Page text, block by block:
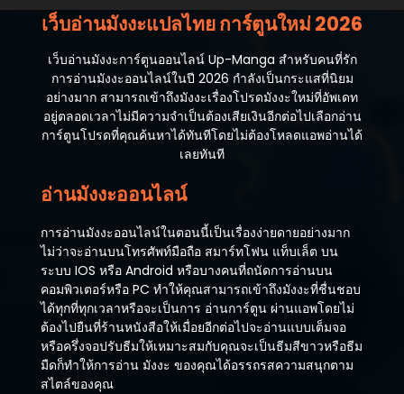
เว็บอ่านมังงะแปลไทย การ์ตูนใหม่ 2026
เว็บอ่านมังงะการ์ตูนออนไลน์ Up-Manga สำหรับคนที่รัก
การอ่านมังงะออนไลน์ในปี 2026 กำลังเป็นกระแสที่นิยม
อย่างมาก สามารถเข้าถึงมังงะเรื่องโปรดมังงะใหม่ที่อัพเดท
อยู่ตลอดเวลาไม่มีความจำเป็นต้องเสียเงินอีกต่อไปเลือกอ่าน
การ์ตูนโปรดที่คุณค้นหาได้ทันทีโดยไม่ต้องโหลดแอพอ่านได้
เลยทันที
อ่านมังงะออนไลน์
การอ่านมังงะออนไลน์ในตอนนี้เป็นเรื่องง่ายดายอย่างมาก
ไม่ว่าจะอ่านบนโทรศัพท์มือถือ สมาร์ทโฟน แท็บเล็ต บน
ระบบ IOS หรือ Android หรือบางคนที่ถนัดการอ่านบน
คอมพิวเตอร์หรือ PC ทำให้คุณสามารถเข้าถึงมังงะที่ชื่นชอบ
ได้ทุกที่ทุกเวลาหรือจะเป็นการ อ่านการ์ตูน ผ่านแอพโดยไม่
ต้องไปยืนที่ร้านหนังสือให้เมื่อยอีกต่อไปจะอ่านแบบเต็มจอ
หรือครึ่งจอปรับธีมให้เหมาะสมกับคุณจะเป็นธีมสีขาวหรือธีม
มืดก็ทำให้การอ่าน มังงะ ของคุณได้อรรถรสความสนุกตาม
สไตล์ของคุณ